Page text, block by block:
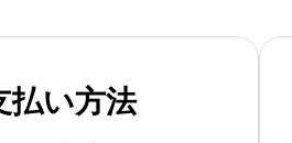
払い方法